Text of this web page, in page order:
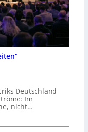
Deutschland
Im
nicht…